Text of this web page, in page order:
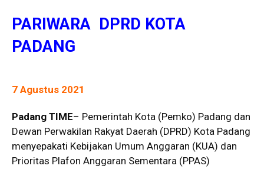
PARIWARA DPRD KOTA
PADANG
7 Agustus 2021
Padang TIME– Pemerintah Kota (Pemko) Padang dan
Dewan Perwakilan Rakyat Daerah (DPRD) Kota Padang
menyepakati Kebijakan Umum Anggaran (KUA) dan
Prioritas Plafon Anggaran Sementara (PPAS)